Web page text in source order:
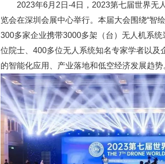
2023年6月2日-4日，2023第七届世界无
览会在深圳会展中心举行。本届大会围绕“智
300多家企业携带3000多架（台）无人机系
位院士、400多位无人系统知名专家学者以及
的智能化应用、产业落地和低空经济发展趋势